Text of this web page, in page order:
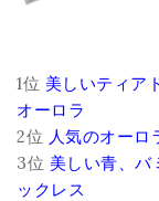
1位 美しいティア
オーロラ
2位 人気のオーロ
3位 美しい青、バ
ックレス